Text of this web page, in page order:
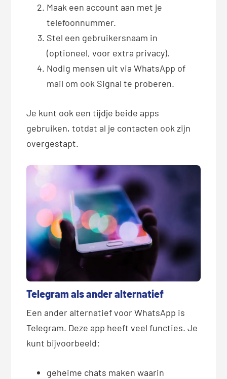
Maak een account aan met je
telefoonnummer.
Stel een gebruikersnaam in
(optioneel, voor extra privacy).
Nodig mensen uit via WhatsApp of
mail om ook Signal te proberen.
Je kunt ook een tijdje beide apps
gebruiken, totdat al je contacten ook zijn
overgestapt.
Telegram als ander alternatief
Een ander alternatief voor WhatsApp is
Telegram. Deze app heeft veel functies. Je
kunt bijvoorbeeld:
geheime chats maken waarin